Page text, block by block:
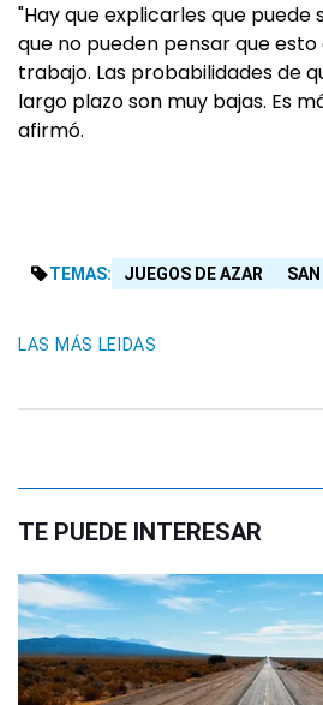
"Hay que explicarles que puede
que no pueden pensar que esto
trabajo. Las probabilidades de
largo plazo son muy bajas. Es
afirmó.
TEMAS: JUEGOS DE AZAR
LAS MÁS LEIDAS
TE PUEDE INTERESAR